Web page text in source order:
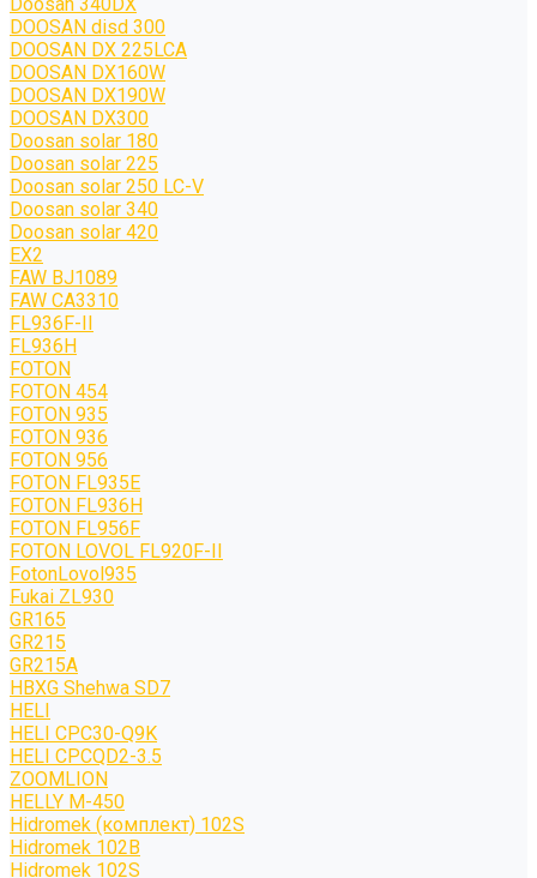
DOOSAN disd 300
DOOSAN DX 225LCA
DOOSAN DX160W
DOOSAN DX190W
DOOSAN DX300
Doosan solar 180
Doosan solar 225
Doosan solar 250 LC-V
Doosan solar 340
Doosan solar 420
EX2
FAW BJ1089
FAW CA3310
FL936F-II
FL936H
FOTON
FOTON 454
FOTON 935
FOTON 936
FOTON 956
FOTON FL935E
FOTON FL936H
FOTON FL956F
FOTON LOVOL FL920F-II
FotonLovol935
Fukai ZL930
GR165
GR215
GR215A
HBXG Shehwa SD7
HELI
HELI CPC30-Q9K
HELI CPCQD2-3.5
ZOOMLION
HELLY M-450
Hidromek (комплект) 102S
Hidromek 102B
Hidromek 102S